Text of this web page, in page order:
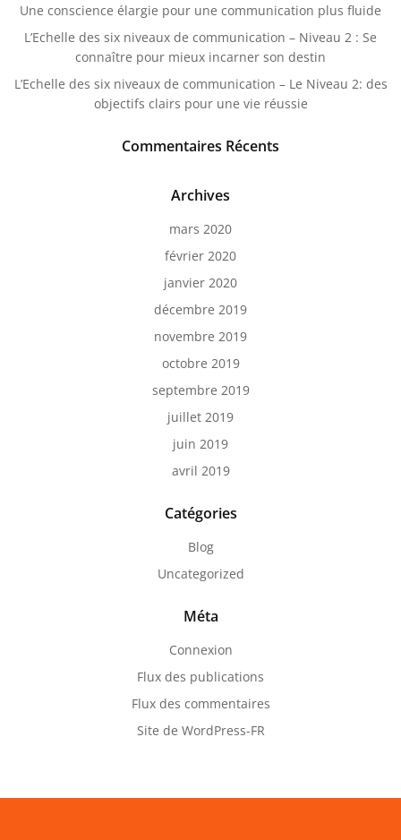
Une conscience élargie pour une communication plus fluide
L’Echelle des six niveaux de communication – Niveau 2 : Se
connaître pour mieux incarner son destin
L’Echelle des six niveaux de communication – Le Niveau 2: des
objectifs clairs pour une vie réussie
Commentaires Récents
Archives
mars 2020
février 2020
janvier 2020
décembre 2019
novembre 2019
octobre 2019
septembre 2019
juillet 2019
juin 2019
avril 2019
Catégories
Blog
Uncategorized
Méta
Connexion
Flux des publications
Flux des commentaires
Site de WordPress-FR